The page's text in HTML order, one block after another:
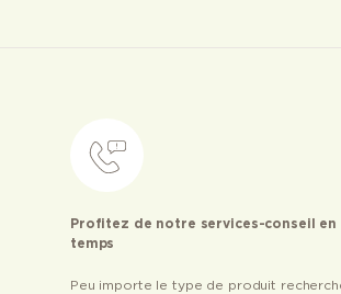
Profitez de notre services-conseil
temps
Peu importe le type de produit